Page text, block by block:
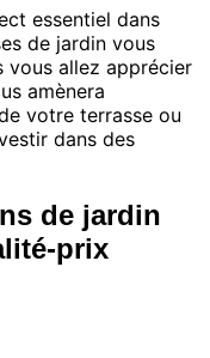
essentiel dans
de jardin vous
vous allez apprécier
amènera
votre terrasse ou
dans des
de jardin
prix